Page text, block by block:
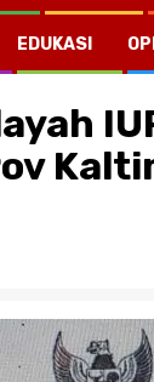
EDUKASI